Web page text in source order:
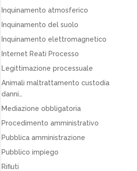
Inquinamento atmosferico
Inquinamento del suolo
Inquinamento elettromagnetico
Internet Reati Processo
Legittimazione processuale
Animali maltrattamento custodia
danni…
Mediazione obbligatoria
Procedimento amministrativo
Pubblica amministrazione
Pubblico impiego
Rifiuti